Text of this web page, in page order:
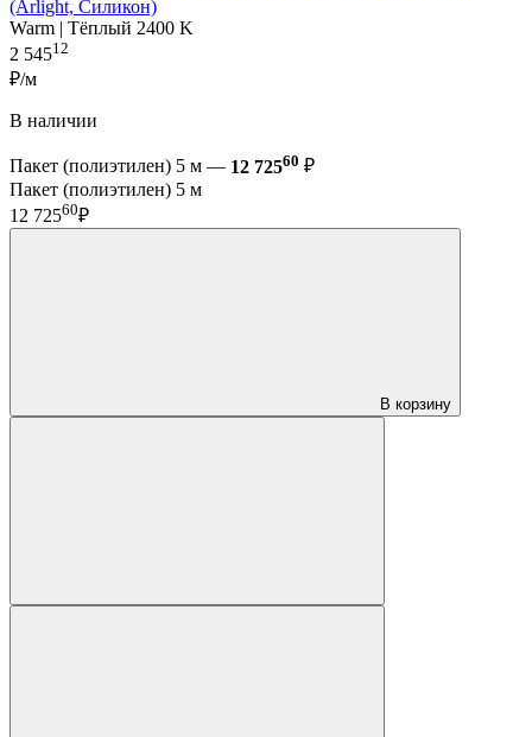
(Arlight, Силикон)
Warm | Тёплый 2400 K
2 54512
₽/м
В наличии
Пакет (полиэтилен) 5 м — 12 72560 ₽
Пакет (полиэтилен) 5 м
12 72560₽
В корзину